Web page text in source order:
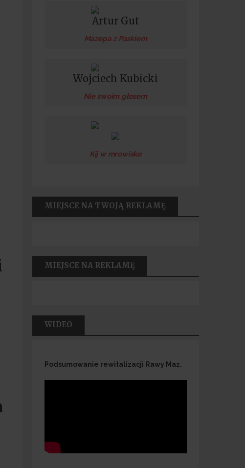
Artur Gut
Mazepa z Paskiem
Wojciech Kubicki
Nie swoim głosem
Kij w mrowisko
MIEJSCE NA TWOJĄ REKLAMĘ
MIEJSCE NA REKLAMĘ
WIDEO
Podsumowanie rewitalizacji Rawy Maz.